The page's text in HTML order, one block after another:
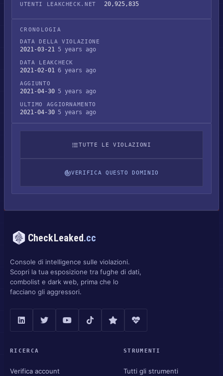
UTENTI LEAKCHECK.NET 20,925,835
CRONOLOGIA
DATA DELLA VIOLAZIONE
2021-03-21 5 years ago
DATA LEAKCHECK
2021-02-01 6 years ago
AGGIUNTO
2021-04-30 5 years ago
ULTIMO AGGIORNAMENTO
2021-04-30 5 years ago
TUTTE LE VIOLAZIONI
VERIFICA QUESTO DOMINIO
CheckLeaked.cc
Console di intelligence sulle violazioni.
Scopri la tua esposizione tra fughe di dati,
combolist e dark web, prima che lo
facciano gli aggressori.
RICERCA
Verifica account
STRUMENTI
Tutti gli strumenti